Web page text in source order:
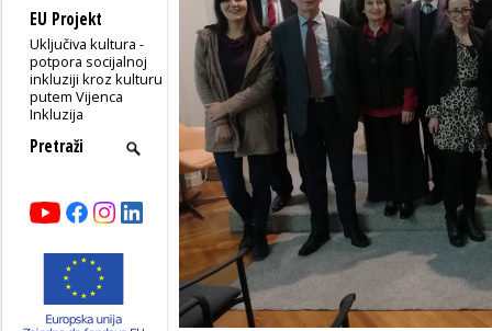
EU Projekt
Uključiva kultura -
potpora socijalnoj
inkluziji kroz kulturu
putem Vijenca
Inkluzija